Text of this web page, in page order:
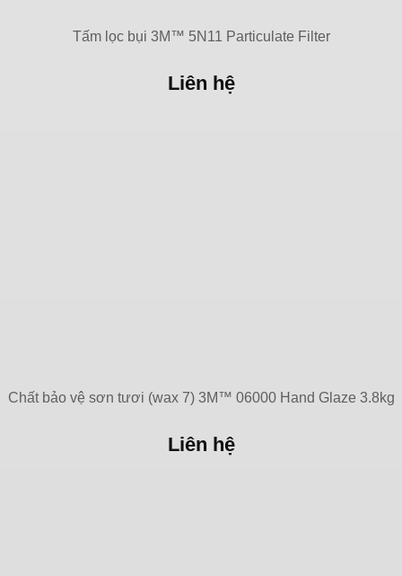
Tấm lọc bụi 3M™ 5N11 Particulate Filter
Liên hệ
Chất bảo vệ sơn tươi (wax 7) 3M™ 06000 Hand Glaze 3.8kg
Liên hệ